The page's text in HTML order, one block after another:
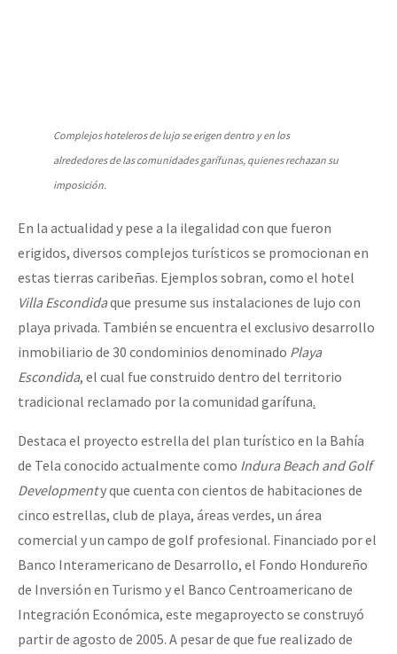
Complejos hoteleros de lujo se erigen dentro y en los
alrededores de las comunidades garífunas, quienes rechazan su
imposición.
En la actualidad y pese a la ilegalidad con que fueron
erigidos, diversos complejos turísticos se promocionan en
estas tierras caribeñas. Ejemplos sobran, como el hotel
Villa Escondidaque presume sus instalaciones de lujo con
playa privada. También se encuentra el exclusivo desarrollo
inmobiliario de 30 condominios denominado Playa
Escondida, el cual fue construido dentro del territorio
tradicional reclamado por la comunidad garífuna.
Destaca el proyecto estrella del plan turístico en la Bahía
de Tela conocido actualmente como Indura Beach and Golf
Developmenty que cuenta con cientos de habitaciones de
cinco estrellas, club de playa, áreas verdes, un área
comercial y un campo de golf profesional. Financiado por el
Banco Interamericano de Desarrollo, el Fondo Hondureño
de Inversión en Turismo y el Banco Centroamericano de
Integración Económica, este megaproyecto se construyó
partir de agosto de 2005. A pesar de que fue realizado de